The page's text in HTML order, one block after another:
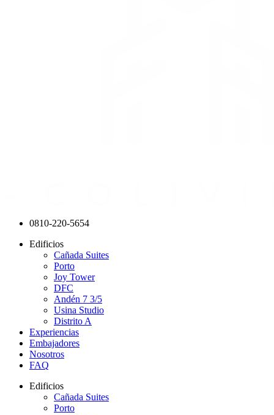
0810-220-5654
Edificios
Cañada Suites
Porto
Joy Tower
DFC
Andén 7 3/5
Usina Studio
Distrito A
Experiencias
Embajadores
Nosotros
FAQ
Edificios
Cañada Suites
Porto